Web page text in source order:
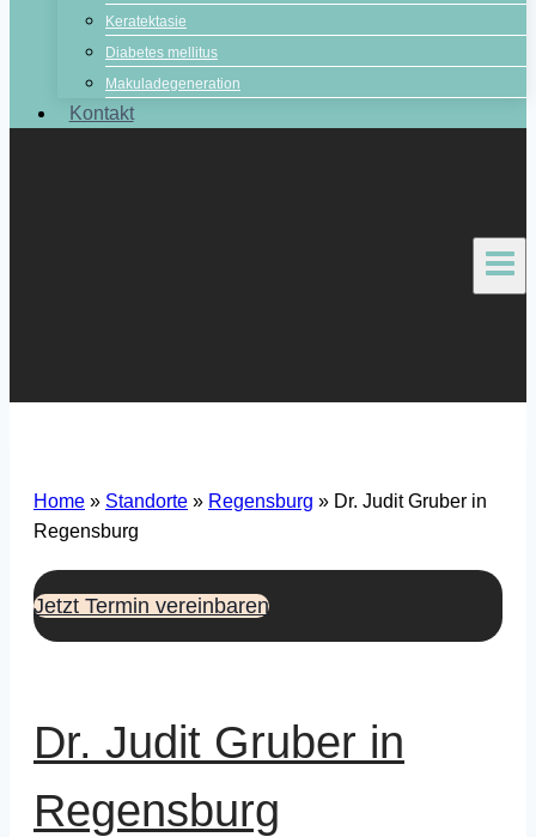
Keratektasie
Diabetes mellitus
Makuladegeneration
Kontakt
Home » Standorte » Regensburg » Dr. Judit Gruber in
Regensburg
Jetzt Termin vereinbaren
Dr. Judit Gruber in
Regensburg